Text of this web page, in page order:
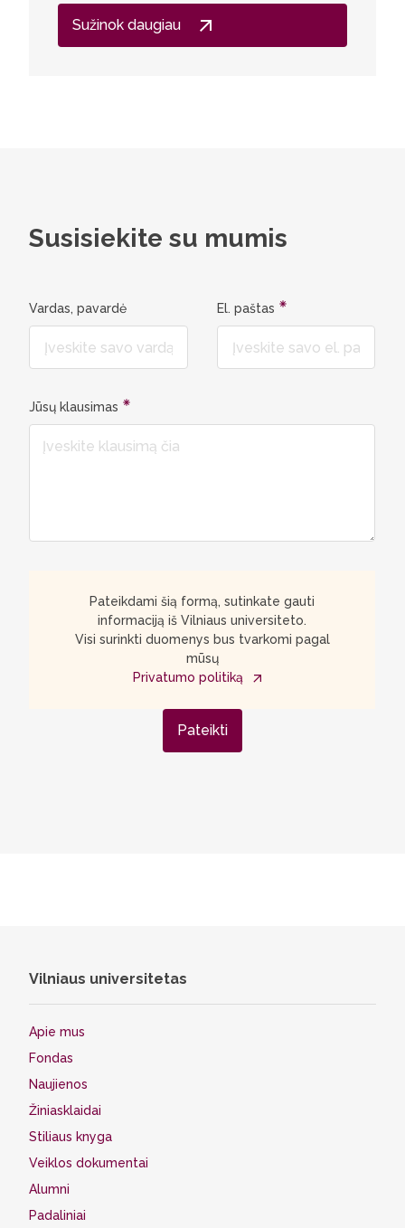
kūrybiškumo magistratūroje – geriausias
gyvenime sprendimas. Buvo labai daug
su darbais. Bet svarbiausia – studijuoti
buvo labai įdomu. Be galo didelis
kurso studentė
Sužinok daugiau
Susisiekite su mumis
Vardas, pavardė El. paštas
Jūsų klausimas
Pateikdami šią formą, sutinkate gauti
informaciją iš Vilniaus universiteto.
Visi surinkti duomenys bus tvarkomi pagal
mūsų
Privatumo politiką
Pateikti
Vilniaus universitetas
Apie mus
Fondas
Naujienos
Žiniasklaidai
Stiliaus knyga
Veiklos dokumentai
Alumni
Padaliniai